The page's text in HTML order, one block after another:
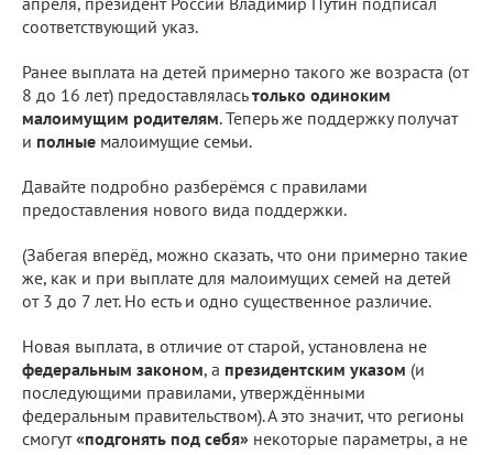
соответствующий указ.
Ранее выплата на детей примерно такого же возраста (от
8 до 16 лет) предоставляласьтолько одиноким
малоимущим родителям. Теперь же поддержку получат
и полные малоимущие семьи.
Давайте подробно разберёмся с правилами
предоставления нового вида поддержки.
(Забегая вперёд, можно сказать, что они примерно такие
же, как и при выплате для малоимущих семей на детей
от 3 до 7 лет. Но есть и одно существенное различие.
Новая выплата, в отличие от старой, установлена не
федеральным законом, а президентским указом (и
последующими правилами, утверждёнными
федеральным правительством). А это значит, что регионы
смогут«подгонять под себя» некоторые параметры, а не